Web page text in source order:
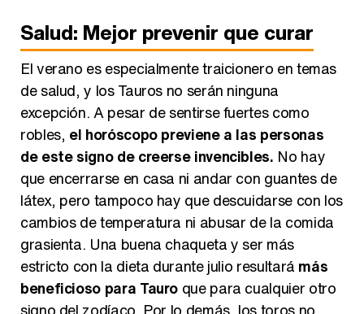
Salud: Mejor prevenir que curar
El verano es especialmente traicionero en temas
de salud, y los Tauros no serán ninguna
excepción. A pesar de sentirse fuertes como
robles, el horóscopo previene a las personas
de este signo de creerse invencibles. No hay
que encerrarse en casa ni andar con guantes de
látex, pero tampoco hay que descuidarse con los
cambios de temperatura ni abusar de la comida
grasienta. Una buena chaqueta y ser más
estricto con la dieta durante julio resultará más
beneficioso para Tauro que para cualquier otro
signo del zodíaco. Por lo demás, los toros no